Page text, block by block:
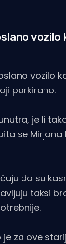
vozilo
vozilo
parkirano.
je li
se Mirjana
da su
taksi
za ove